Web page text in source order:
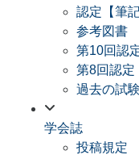
認定【筆
参考図書
第10回認
第8回認定
過去の試
学会誌
投稿規定